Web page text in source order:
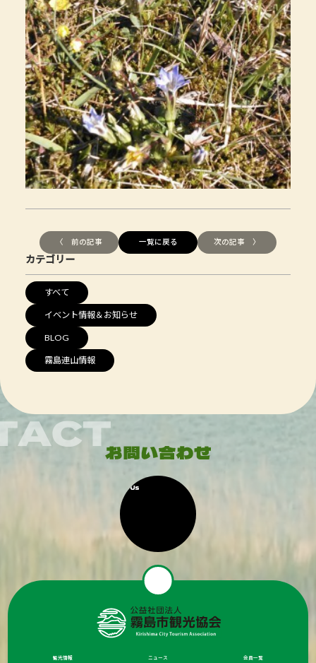
〈 前の記事 一覧に戻る 次の記事 〉
カテゴリー
すべて
イベント情報＆お知らせ
BLOG
霧島連山情報
観光情報 ニュース 会員一覧